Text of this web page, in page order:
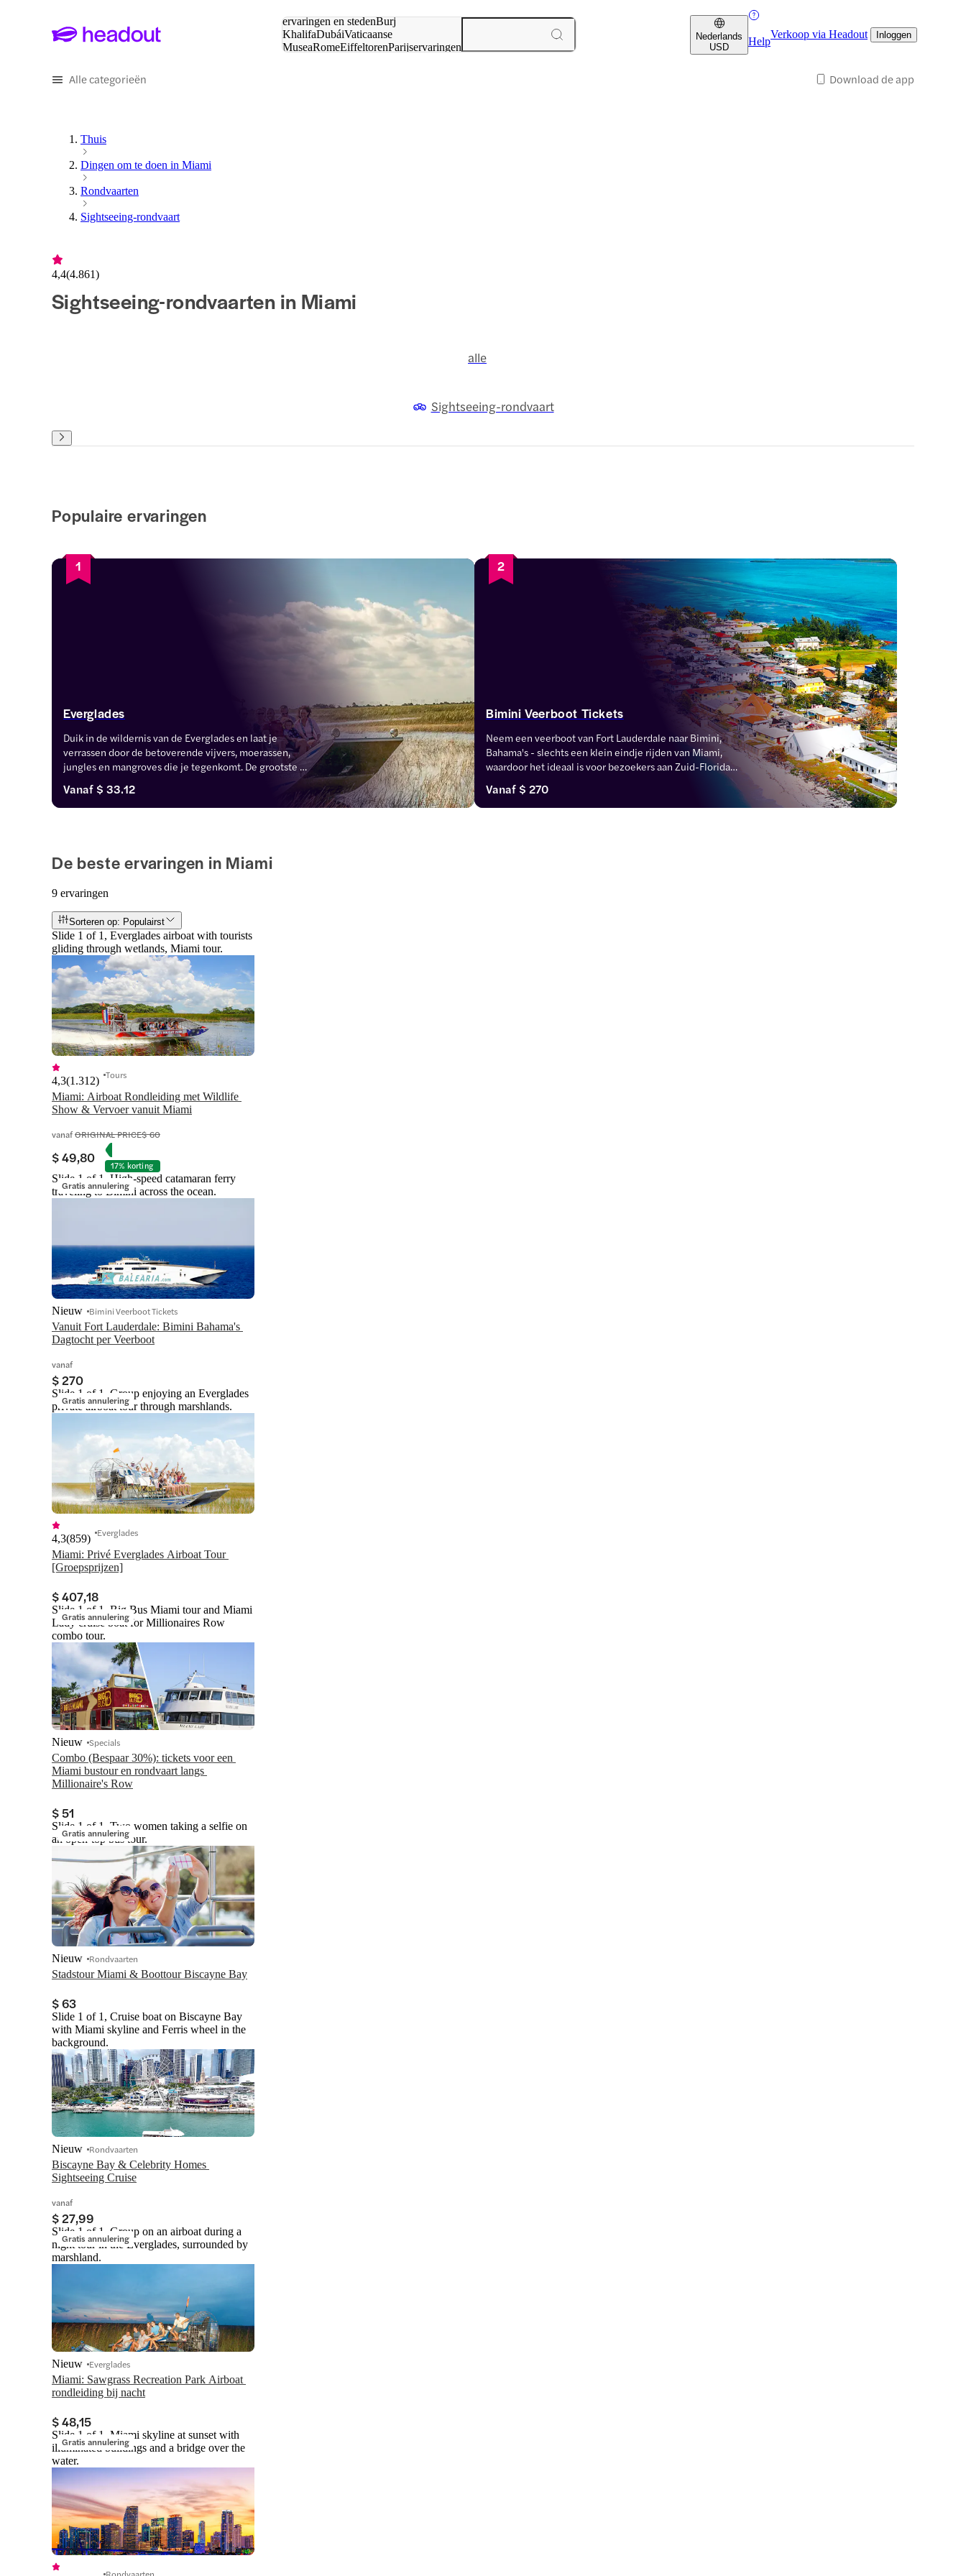
ervaringen en stedenBurj
KhalifaDubáiVaticaanse
MuseaRomeEiffeltorenParijservaringen
Nederlands
USD
Help
Verkoop via Headout Inloggen
Alle categorieën Download de app
Thuis
Dingen om te doen in Miami
Rondvaarten
Sightseeing-rondvaart
4,4(4.861)
Sightseeing-rondvaarten in Miami
alle
Sightseeing-rondvaart
Populaire ervaringen
1
Everglades
Duik in de wildernis van de Everglades en laat je
verrassen door de betoverende vijvers, moerassen,
jungles en mangroves die je tegenkomt. De grootste
gekenmerkt door hardhout hangmatten, pinelands,
mangroves en nog veel meer
Vanaf$ 33.12
2
Bimini Veerboot Tickets
Neem een veerboot van Fort Lauderdale naar Bimini,
Bahama's - slechts een klein eindje rijden van Miami,
waardoor het ideaal is voor bezoekers aan Zuid-Florida.
Geniet van helder water, zandstranden en gemakkelijke
toegang tot het eilandleven met een snelle en handige
reis over de oceaan.
Vanaf$ 270
De beste ervaringen in Miami
9 ervaringen
Sorteren op: Populairst
Slide 1 of 1, Everglades airboat with tourists
gliding through wetlands, Miami tour.
Miami: Airboat Rondleiding met Wildlife
Show & Vervoer vanuit Miami
4,3(1.312) Tours
vanafORIGINAL PRICE$ 60
$ 49,80 17% korting
Gratis annulering
Slide 1 of 1, High-speed catamaran ferry
traveling to Bimini across the ocean.
Vanuit Fort Lauderdale: Bimini Bahama's
Dagtocht per Veerboot
Nieuw Bimini Veerboot Tickets
vanaf
$ 270
Gratis annulering
Slide 1 of 1, Group enjoying an Everglades
private airboat tour through marshlands.
Miami: Privé Everglades Airboat Tour
[Groepsprijzen]
4,3(859) Everglades
$ 407,18
Gratis annulering
Slide 1 of 1, Big Bus Miami tour and Miami
Lady cruise boat for Millionaires Row
combo tour.
Combo (Bespaar 30%): tickets voor een
Miami bustour en rondvaart langs
Millionaire's Row
Nieuw Specials
$ 51
Gratis annulering
Slide 1 of 1, Two women taking a selfie on
an open-top bus tour.
Stadstour Miami & Boottour Biscayne Bay
Nieuw Rondvaarten
$ 63
Slide 1 of 1, Cruise boat on Biscayne Bay
with Miami skyline and Ferris wheel in the
background.
Biscayne Bay & Celebrity Homes
Sightseeing Cruise
Nieuw Rondvaarten
vanaf
$ 27,99
Gratis annulering
Slide 1 of 1, Group on an airboat during a
night tour in the Everglades, surrounded by
marshland.
Miami: Sawgrass Recreation Park Airboat
rondleiding bij nacht
Nieuw Everglades
$ 48,15
Gratis annulering
Slide 1 of 1, Miami skyline at sunset with
illuminated buildings and a bridge over the
water.